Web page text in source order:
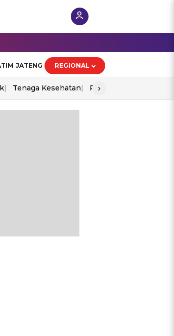
JATENG REGIONAL
Tenaga Kesehatan Perang As-Iran
›